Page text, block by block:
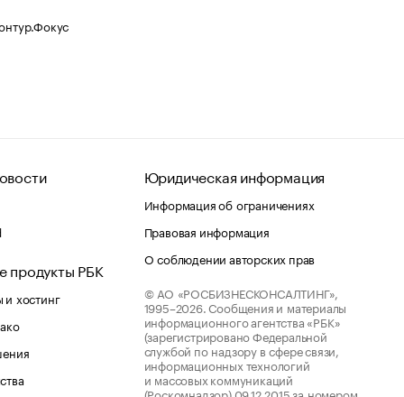
продукты РБК
хостинг
Юридическая информация
Информация об ограничениях
Правовая информация
О соблюдении авторских прав
© АО «РОСБИЗНЕСКОНСАЛТИНГ»,
1995–2026. Сообщения и материалы
информационного агентства «РБК»
(зарегистрировано Федеральной
службой по надзору в сфере связи,
информационных технологий
и массовых коммуникаций
(Роскомнадзор) 09.12.2015 за номером